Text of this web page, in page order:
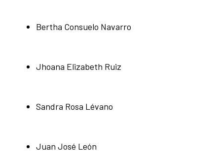
Bertha Consuelo Navarro
Jhoana Elizabeth Ruiz
Sandra Rosa Lévano
Juan José León